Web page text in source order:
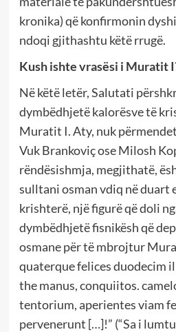
kronika) që konfirmonin
ndoqi gjithashtu këtë rrugë.
Kush ishte vrasësi i Muratit
Në këtë letër, Salutati
dymbëdhjetë kalorësve të
Muratit I. Aty, nuk
Vuk Brankoviç ose Milosh
rëndësishmja, megjithatë,
sulltani osman vdiq në duart
krishterë, një figurë që doli
dymbëdhjetë fisnikësh që
osmane për të mbrojtur
quaterque felices duodecim
the manus, conquiitos.
tentorium, aperientes viam
pervenerunt […]!” (“Sa i